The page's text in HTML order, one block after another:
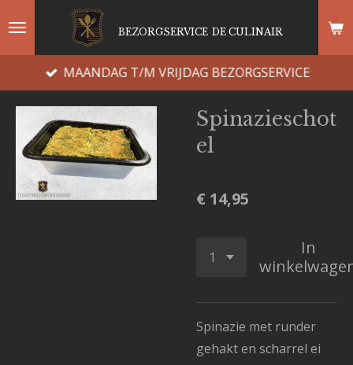
hoofdinhoud
BEZORGSERVICE DE CULINAIR
MAANDAG T/M VRIJDAG BEZORGSERVICE
Spinazieschot
el
€ 14,95
In
Spinazie met runder
gehakt en scharrel ei